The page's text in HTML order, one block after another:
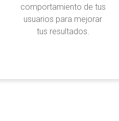
comportamiento de tus
usuarios para mejorar
tus resultados.